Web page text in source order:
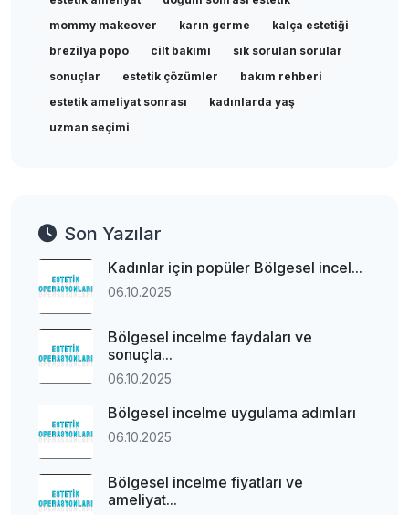
mommy makeover
karın germe
kalça estetiği
brezilya popo
cilt bakımı
sık sorulan sorular
sonuçlar
estetik çözümler
bakım rehberi
estetik ameliyat sonrası
kadınlarda yaş
uzman seçimi
Son Yazılar
Kadınlar için popüler Bölgesel incel...
06.10.2025
Bölgesel incelme faydaları ve
sonuçla...
06.10.2025
Bölgesel incelme uygulama adımları
06.10.2025
Bölgesel incelme fiyatları ve
ameliyat...